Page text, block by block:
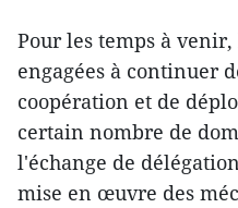
Pour les temps à
engagées à continuer
coopération et de
certain nombre de
l'échange de
mise en œuvre des